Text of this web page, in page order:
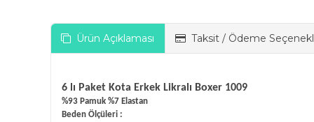
Ürün Açıklaması Taksit / Ödeme
6 lı Paket Kota Erkek Likralı Boxer 1009
%93 Pamuk %7 Elastan
Beden Ölçüleri :